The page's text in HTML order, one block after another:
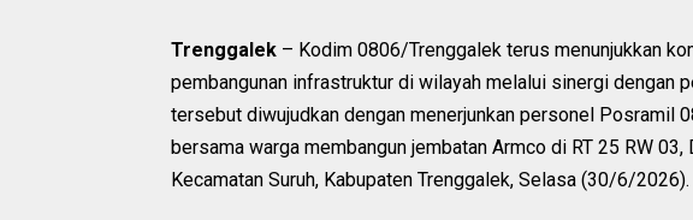
Trenggalek – Kodim 0806/Trenggalek terus menunjukkan
pembangunan infrastruktur di wilayah melalui sinergi dengan
tersebut diwujudkan dengan menerjunkan personel Posramil
bersama warga membangun jembatan Armco di RT 25 RW 03,
Kecamatan Suruh, Kabupaten Trenggalek, Selasa (30/6/2026).